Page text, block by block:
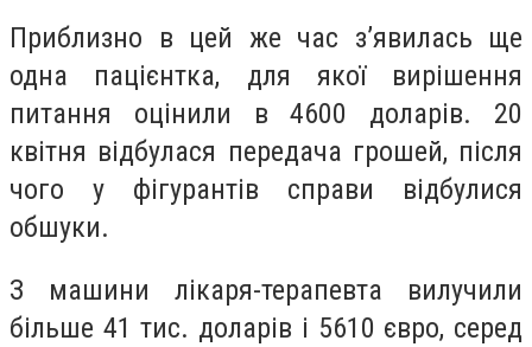
Приблизно в цей же час зʼявилась ще
одна пацієнтка, для якої вирішення
питання оцінили в 4600 доларів. 20
квітня відбулася передача грошей, після
чого у фігурантів справи відбулися
обшуки.
З машини лікаря-терапевта вилучили
більше 41 тис. доларів і 5610 євро, серед